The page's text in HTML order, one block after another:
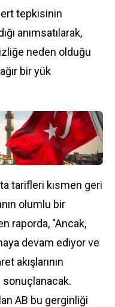
tepkisinin
anımsatılarak,
neden olduğu
bir yük
tarifleri kısmen geri
olumlu bir
raporda, "Ancak,
devam ediyor ve
akışlarının
sonuçlanacak.
AB bu gerginliği